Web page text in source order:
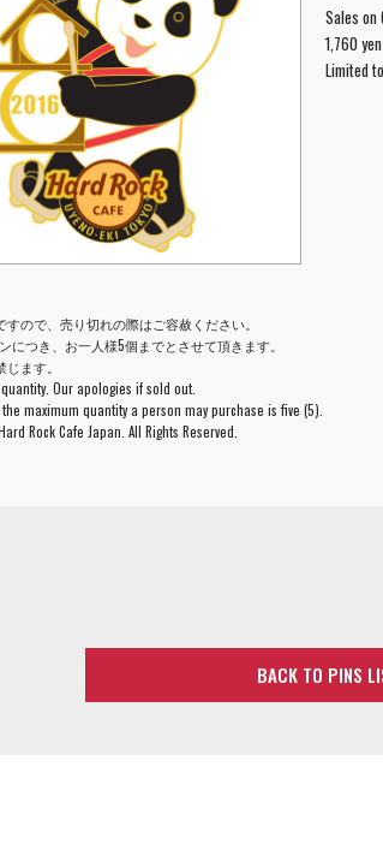
Sales on
1,760
Limited
ので、売り切れの際はご容赦ください。
につき、お一人様5個までとさせて頂きます。
ます。
Our apologies if sold out.
maximum quantity a person may purchase is five (5).
Rock Cafe Japan. All Rights Reserved.
BACK TO PINS